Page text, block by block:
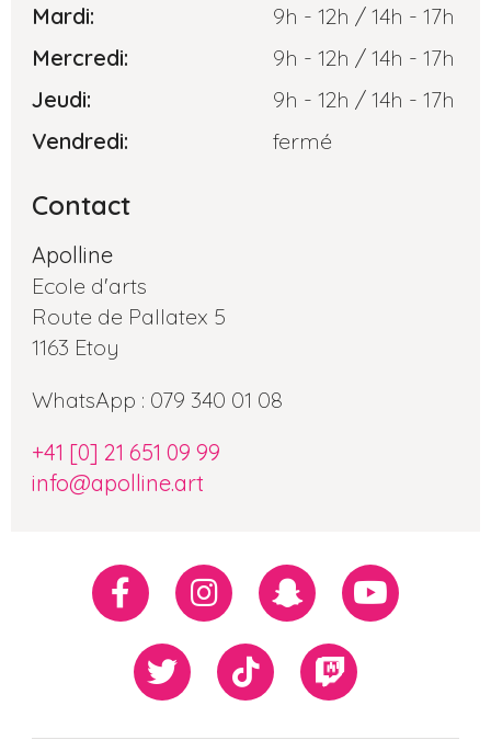
Mardi:
9h - 12h / 14h - 17h
Mercredi:
9h - 12h / 14h - 17h
Jeudi:
9h - 12h / 14h - 17h
Vendredi:
fermé
Contact
Apolline
Ecole d'arts
Route de Pallatex 5
1163 Etoy
WhatsApp : 079 340 01 08
+41 [0] 21 651 09 99
info@apolline.art
Réseaux
sociaux
FacebookInstagramSnapchatYoutube
Twiiter TikTok Twitch